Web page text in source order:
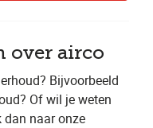
over airco
Bijvoorbeeld
Of wil je weten
dan naar onze